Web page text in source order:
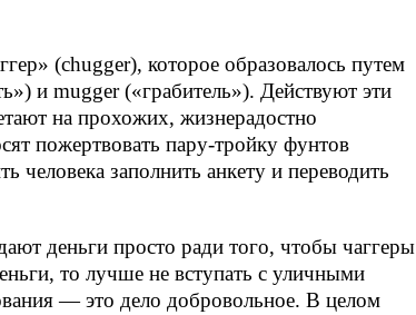
(chugger), которое образовалось путем
и mugger («грабитель»). Действуют эти
на прохожих, жизнерадостно
пожертвовать пару-тройку фунтов
человека заполнить анкету и переводить
деньги просто ради того, чтобы чаггеры
то лучше не вступать с уличными
— это дело добровольное. В целом